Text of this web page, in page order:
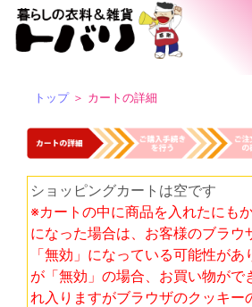
トップ＞ カートの詳細
ショッピングカートは空です
※カートの中に商品を入れたにも
になった場合は、お客様のブラウ
「無効」になっている可能性が
が「無効」の場合、お買い物がで
れ入りますがブラウザのクッキー